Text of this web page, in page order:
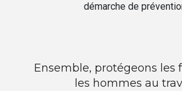
démarche de
Ensemble, protégeons les
les hommes au